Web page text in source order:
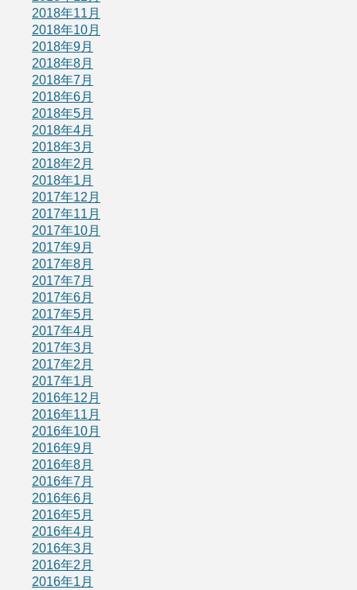
2018年11月
2018年10月
2018年9月
2018年8月
2018年7月
2018年6月
2018年5月
2018年4月
2018年3月
2018年2月
2018年1月
2017年12月
2017年11月
2017年10月
2017年9月
2017年8月
2017年7月
2017年6月
2017年5月
2017年4月
2017年3月
2017年2月
2017年1月
2016年12月
2016年11月
2016年10月
2016年9月
2016年8月
2016年7月
2016年6月
2016年5月
2016年4月
2016年3月
2016年2月
2016年1月